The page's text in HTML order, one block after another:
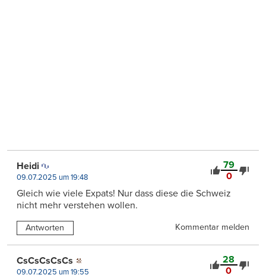
79
0
Heidi
09.07.2025 um 19:48
Gleich wie viele Expats! Nur dass diese die Schweiz
nicht mehr verstehen wollen.
Antworten Kommentar melden
28
0
CsCsCsCsCs
09.07.2025 um 19:55